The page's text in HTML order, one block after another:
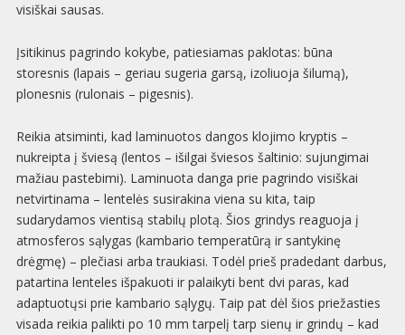
visiškai sausas.
Įsitikinus pagrindo kokybe, patiesiamas paklotas: būna
storesnis (lapais – geriau sugeria garsą, izoliuoja šilumą),
plonesnis (rulonais – pigesnis).
Reikia atsiminti, kad laminuotos dangos klojimo kryptis –
nukreipta į šviesą (lentos – išilgai šviesos šaltinio: sujungimai
mažiau pastebimi). Laminuota danga prie pagrindo visiškai
netvirtinama – lentelės susirakina viena su kita, taip
sudarydamos vientisą stabilų plotą. Šios grindys reaguoja į
atmosferos sąlygas (kambario temperatūrą ir santykinę
drėgmę) – plečiasi arba traukiasi. Todėl prieš pradedant darbus,
patartina lenteles išpakuoti ir palaikyti bent dvi paras, kad
adaptuotųsi prie kambario sąlygų. Taip pat dėl šios priežasties
visada reikia palikti po 10 mm tarpelį tarp sienų ir grindų – kad